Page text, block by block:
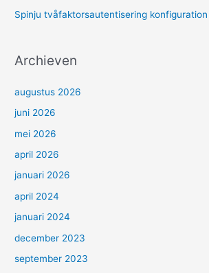
Spinju tvåfaktorsautentisering konfiguration
Archieven
augustus 2026
juni 2026
mei 2026
april 2026
januari 2026
april 2024
januari 2024
december 2023
september 2023